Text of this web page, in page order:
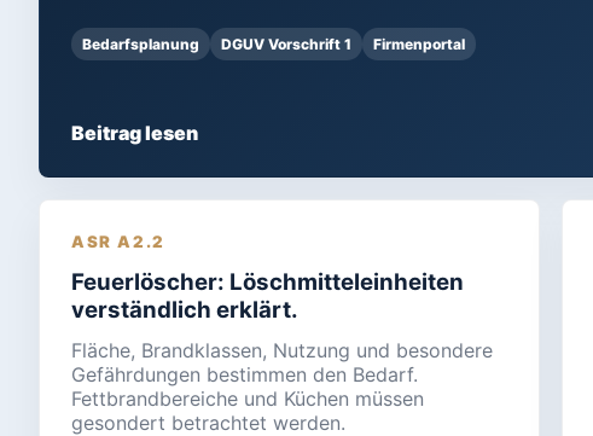
Bedarfsplanung DGUV Vorschrift 1 Firmenportal
Beitrag lesen
ASR A2.2
Feuerlöscher: Löschmitteleinheiten
verständlich erklärt.
Fläche, Brandklassen, Nutzung und besondere
Gefährdungen bestimmen den Bedarf.
Fettbrandbereiche und Küchen müssen
gesondert betrachtet werden.